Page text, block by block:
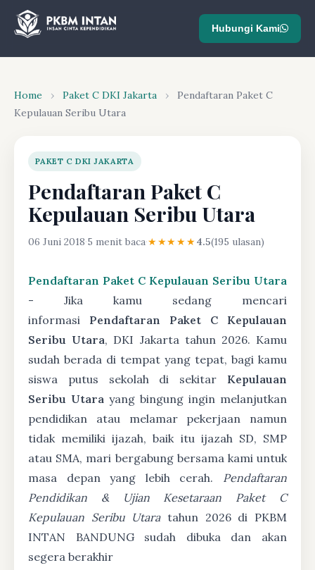
Hubungi Kami
Home › Paket C DKI Jakarta ›
Pendaftaran Paket C
Kepulauan Seribu Utara
PAKET C DKI JAKARTA
Pendaftaran Paket C
Kepulauan Seribu Utara
06 Juni 2018·5 menit baca·★★★★★4.5(195 ulasan)
Pendaftaran Paket C Kepulauan Seribu Utara
- Jika kamu sedang mencari
informasi Pendaftaran Paket C Kepulauan
Seribu Utara, DKI Jakarta tahun 2026. Kamu
sudah berada di tempat yang tepat, bagi kamu
siswa putus sekolah di sekitar Kepulauan
Seribu Utara yang bingung ingin melanjutkan
pendidikan atau melamar pekerjaan namun
tidak memiliki ijazah, baik itu ijazah SD, SMP
atau SMA, mari bergabung bersama kami untuk
masa depan yang lebih cerah. Pendaftaran
Pendidikan & Ujian Kesetaraan Paket C
Kepulauan Seribu Utaratahun 2026 di PKBM
INTAN BANDUNG sudah dibuka dan akan
segera berakhir